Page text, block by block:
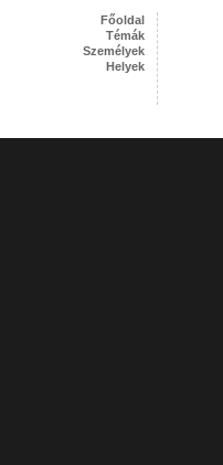
Főoldal
Témák
Személyek
Helyek